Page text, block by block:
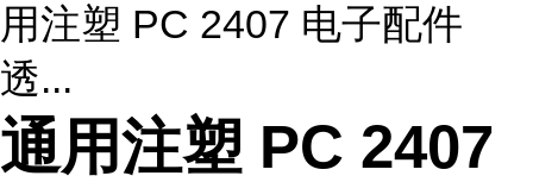
用注塑 PC 2407 电子配件
透...
通用注塑 PC 2407